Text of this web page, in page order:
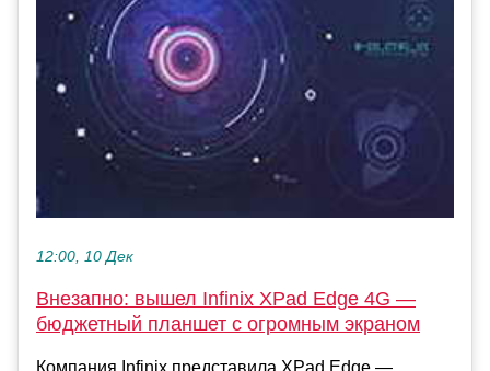
12:00, 10 Дек
Внезапно: вышел Infinix XPad Edge 4G —
бюджетный планшет с огромным экраном